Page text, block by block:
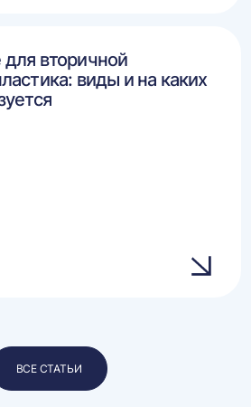
вторичной
виды и на каких
ВСЕ СТАТЬИ